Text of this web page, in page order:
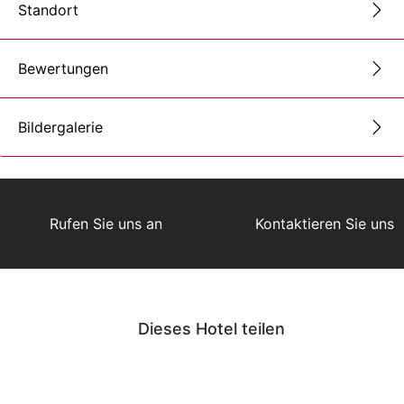
Standort
Bewertungen
Bildergalerie
Rufen Sie uns an Kontaktieren Sie uns
Dieses Hotel teilen